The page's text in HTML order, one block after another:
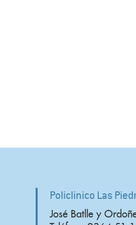
Policlinico Las
José Batlle y